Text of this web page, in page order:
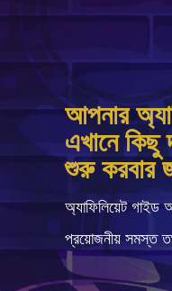
আপনার
এখানে কিছু
শুরু করবার
অ্যাফিলিয়েট গাইড
প্রয়োজনীয় সমস্ত